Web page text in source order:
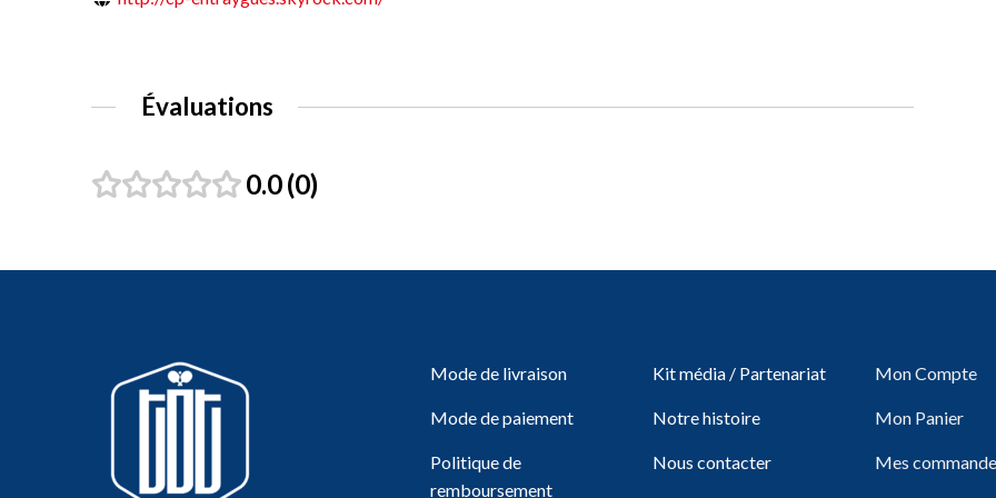
Évaluations
0.0 0
Mode de livraison
Mode de paiement
Politique de
remboursement
Kit média / Partenariat
Notre histoire
Nous contacter
Mon Compte
Mon Panier
Mes